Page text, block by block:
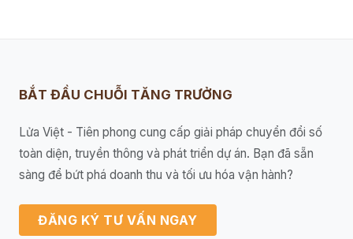
BẮT ĐẦU CHUỖI TĂNG TRƯỞNG
Lửa Việt - Tiên phong cung cấp giải pháp chuyển đổi số
toàn diện, truyền thông và phát triển dự án. Bạn đã sẵn
sàng để bứt phá doanh thu và tối ưu hóa vận hành?
ĐĂNG KÝ TƯ VẤN NGAY